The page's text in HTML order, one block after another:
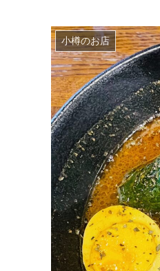
小樽のお店